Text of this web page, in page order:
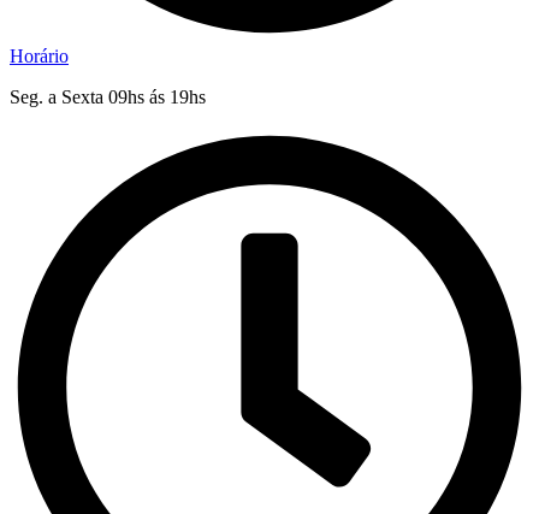
Horário
Seg. a Sexta 09hs ás 19hs